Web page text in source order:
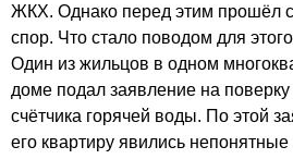
ЖКХ. Однако перед этим прошёл
спор. Что стало поводом для
Один из жильцов в одном
доме подал заявление на поверку
счётчика горячей воды. По этой
его квартиру явились